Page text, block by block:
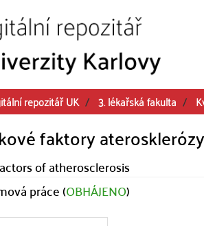
repozitář UK 3. lékařská fakulta
faktory aterosklerózy
of atherosclerosis
práce (OBHÁJENO)